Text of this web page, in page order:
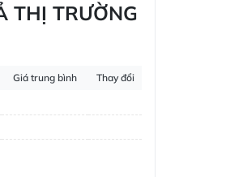
THỊ TRƯỜNG
Giá trung bình
Thay đổi